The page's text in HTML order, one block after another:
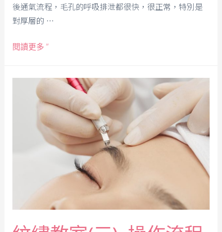
後通氣流程，毛孔的呼吸排泄都很快，很正常，特別是
對厚層的 …
閱讀更多 ”